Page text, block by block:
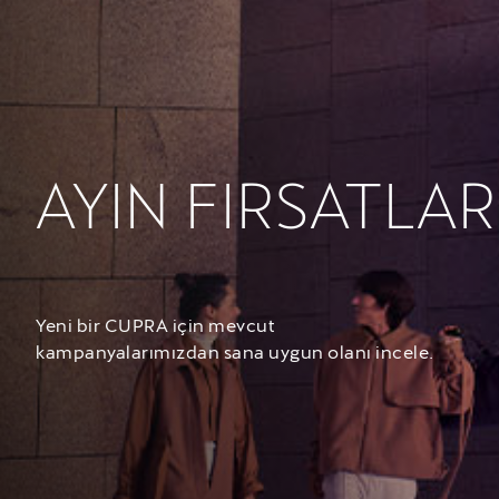
AYIN
Yeni bir CUPRA için mevcut
kampanyalarımızdan sana uygun olanı incele.